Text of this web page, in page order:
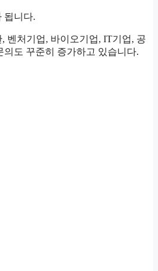
됩니다.
벤처기업, 바이오기업, IT기업, 공
도 꾸준히 증가하고 있습니다.